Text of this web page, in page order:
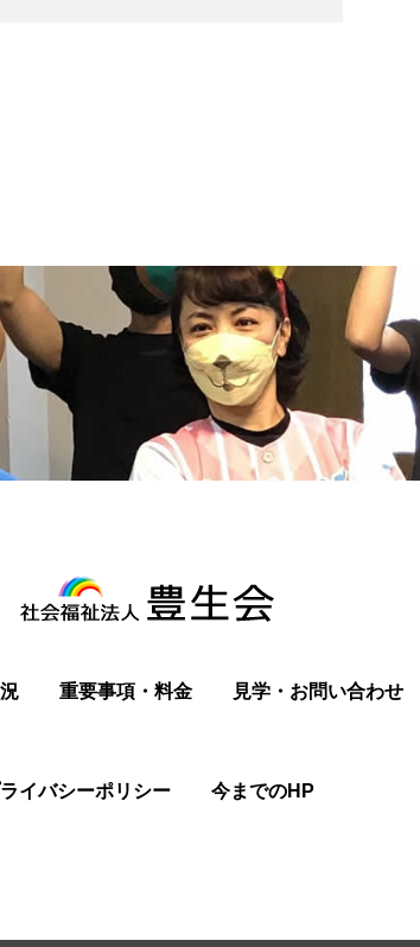
重要事項・料金 見学・お問い合わせ
イバシーポリシー 今までのHP